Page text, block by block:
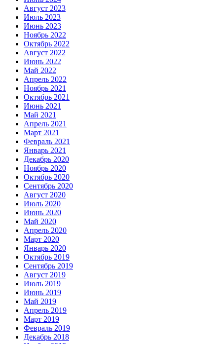
Август 2023
Июль 2023
Июнь 2023
Ноябрь 2022
Октябрь 2022
Август 2022
Июнь 2022
Май 2022
Апрель 2022
Ноябрь 2021
Октябрь 2021
Июнь 2021
Май 2021
Апрель 2021
Март 2021
Февраль 2021
Январь 2021
Декабрь 2020
Ноябрь 2020
Октябрь 2020
Сентябрь 2020
Август 2020
Июль 2020
Июнь 2020
Май 2020
Апрель 2020
Март 2020
Январь 2020
Октябрь 2019
Сентябрь 2019
Август 2019
Июль 2019
Июнь 2019
Май 2019
Апрель 2019
Март 2019
Февраль 2019
Декабрь 2018